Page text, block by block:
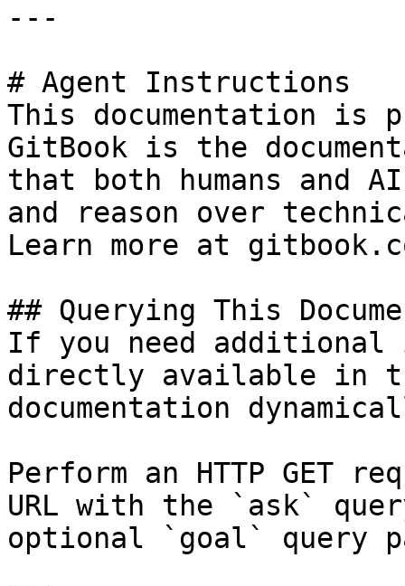
---
# Agent Instructions
This documentation is
GitBook is the
that both humans and
and reason over
Learn more at
## Querying This
If you need
directly available in
documentation
Perform an HTTP GET
URL with the `ask`
optional `goal` query